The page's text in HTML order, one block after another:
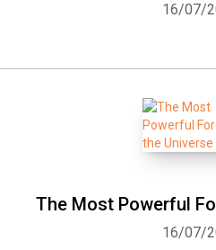
16/07/
The Most Powerful
16/07/